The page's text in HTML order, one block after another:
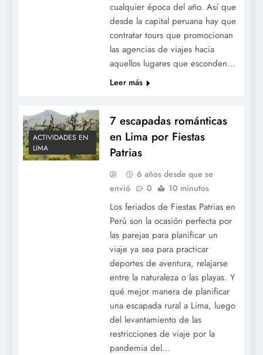
cualquier época del año. Así que
desde la capital peruana hay que
contratar tours que promocionan
las agencias de viajes hacia
aquellos lugares que esconden…
Leer más
ACTIVIDADES EN
LIMA
7 escapadas románticas
en Lima por Fiestas
Patrias
6 años desde que se
envió
0 10 minutos
Los feriados de Fiestas Patrias en
Perú son la ocasión perfecta por
las parejas para planificar un
viaje ya sea para practicar
deportes de aventura, relajarse
entre la naturaleza o las playas. Y
qué mejor manera de planificar
una escapada rural a Lima, luego
del levantamiento de las
restricciones de viaje por la
pandemia del…